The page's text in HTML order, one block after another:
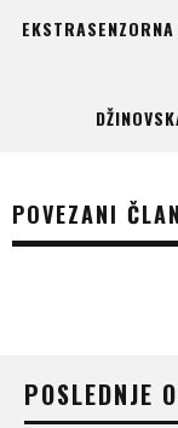
POVEZANI
POSLEDNJE